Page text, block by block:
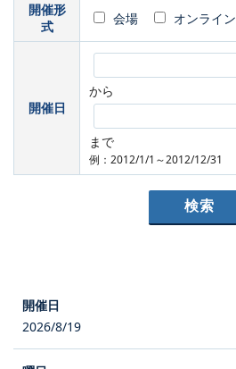
開催形
式
会場 オンライン
開催日
から
まで
例：2012/1/1～2012/12/31
2026/8/19